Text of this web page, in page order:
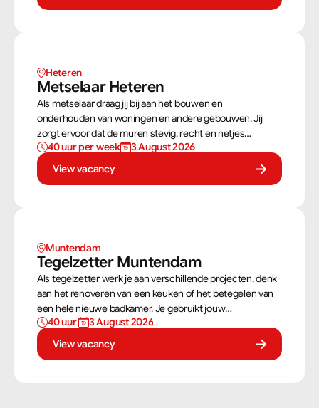
stevig als netjes is afgewerkt.
Heteren
Metselaar Heteren
Als metselaar draag jij bij aan het bouwen en
onderhouden van woningen en andere gebouwen. Jij
zorgt ervoor dat de muren stevig, recht en netjes
opgebouwd worden. Aan de hand van een bouwtekening
weet jij precies hoe een muur gebouwd moet worden. Als
metselaar kan je alleen werken of in een team je steentje
40 uur per week
3 August 2026
View vacancy
Muntendam
Tegelzetter Muntendam
Als tegelzetter werk je aan verschillende projecten, denk
aan het renoveren van een keuken of het betegelen van
een hele nieuwe badkamer. Je gebruikt jouw
vaardigheden om tegels perfect te plaatsen. Als
tegelzetter ben je voortdurend bezig met diverse taken.
40 uur
3 August 2026
View vacancy